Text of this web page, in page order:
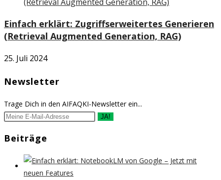
Einfach erklärt: Zugriffserweitertes Generieren
(Retrieval Augmented Generation, RAG)
25. Juli 2024
Newsletter
Trage Dich in den AIFAQKI-Newsletter ein...
JA!
Beiträge